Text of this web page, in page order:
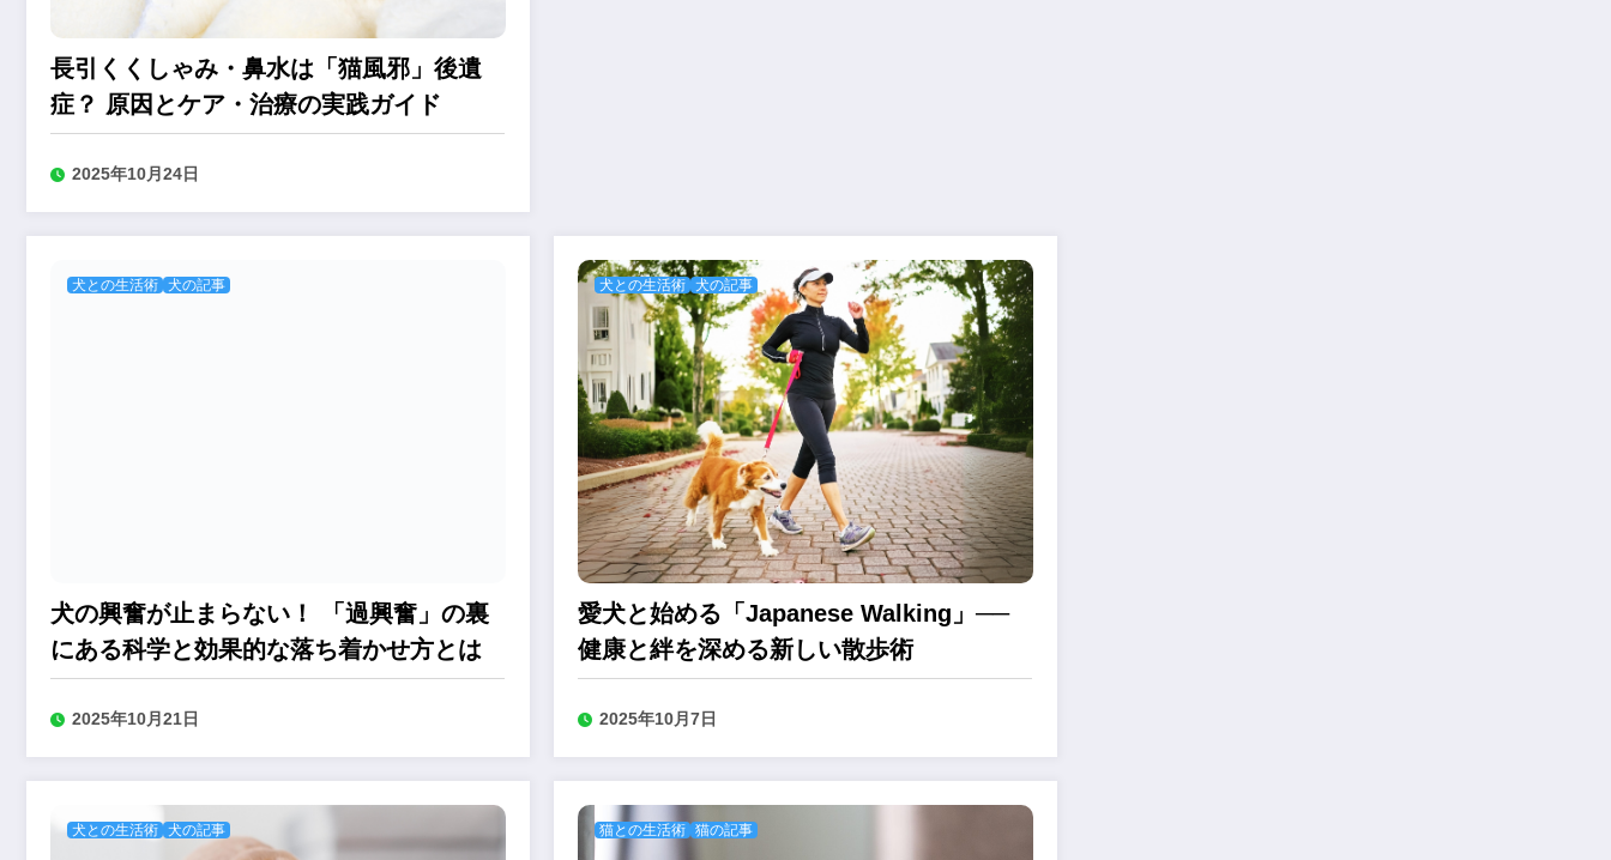
長引くくしゃみ・鼻水は「猫風邪」後遺
症？ 原因とケア・治療の実践ガイド
2025年10月24日
犬との生活術 犬の記事
犬の興奮が止まらない！ 「過興奮」の裏
にある科学と効果的な落ち着かせ方とは
2025年10月21日
犬との生活術 犬の記事
愛犬と始める「Japanese Walking」──
健康と絆を深める新しい散歩術
2025年10月7日
犬との生活術 犬の記事 猫との生活術 猫の記事